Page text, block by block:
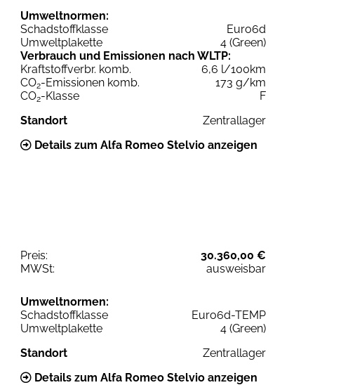
Umweltnormen:
Schadstoffklasse
Euro6d
Umweltplakette
4 (Green)
Verbrauch und Emissionen nach WLTP:
Kraftstoffverbr. komb.
6,6 l/100km
CO2-Emissionen komb.
173 g/km
CO2-Klasse
F
Standort
Zentrallager
Details zum Alfa Romeo Stelvio anzeigen
Preis:
30.360,00 €
MWSt:
ausweisbar
Umweltnormen:
Schadstoffklasse
Euro6d-TEMP
Umweltplakette
4 (Green)
Standort
Zentrallager
Details zum Alfa Romeo Stelvio anzeigen